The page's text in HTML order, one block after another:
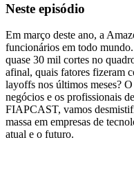
Neste episódio
Em março deste ano, a
funcionários em todo
quase 30 mil cortes no
afinal, quais fatores fizeram
layoffs nos últimos meses?
negócios e os profissionais
FIAPCAST, vamos
massa em empresas de
atual e o futuro.